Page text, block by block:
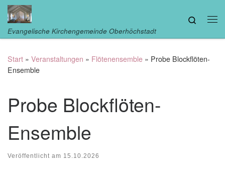
Zum Inhalt springen
Evangelische Kirchengemeinde Oberhöchstadt
Search
Start » Veranstaltungen » Flötenensemble » Probe Blockflöten-
Ensemble
Probe Blockflöten-
Ensemble
Veröffentlicht am 15.10.2026